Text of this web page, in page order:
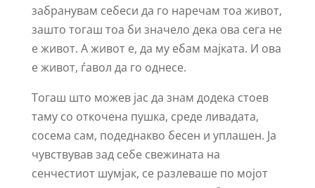
забранувам себеси да го наречам тоа живот,
зашто тогаш тоа би значело дека ова сега не
е живот. А живот е, да му ебам мајката. И ова
е живот, ѓавол да го однесе.
Тогаш што можев јас да знам додека стоев
таму со откочена пушка, среде ливадата,
сосема сам, подеднакво бесен и уплашен. Ја
чувствував зад себе свежината на
сенчестиот шумјак, се разлеваше по мојот